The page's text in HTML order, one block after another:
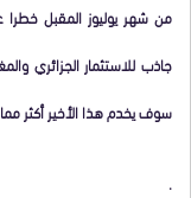
من شهر يوليوز المقبل
جاذب للاستثمار الجزائري
سوف يخدم هذا الأخير أكثر
.